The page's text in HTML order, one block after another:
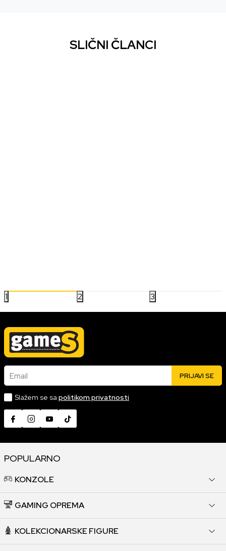
SLIČNI ČLANCI
1 2 3
Email PRIJAVI SE
Slažem se sa politikom privatnosti
POPULARNO
KONZOLE
GAMING OPREMA
KOLEKCIONARSKE FIGURE